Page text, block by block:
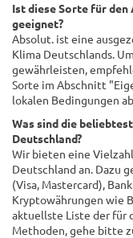
Ist diese Sorte für den
geeignet?
Absolut. ist eine
Klima Deutschlands.
gewährleisten,
Sorte im Abschnitt
lokalen Bedingungen
Was sind die
Deutschland?
Wir bieten eine
Deutschland an. Dazu
(Visa, Mastercard),
Kryptowährungen wie
aktuellste Liste der für
Methoden, gehe bitte